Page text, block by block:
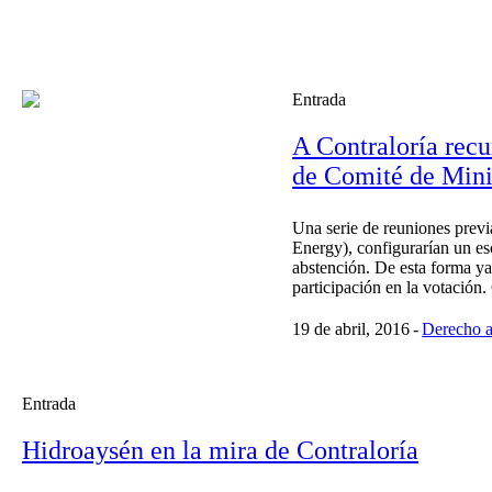
Entrada
A Contraloría
de Comité de
Una serie de reuniones
Energy), configurarían un
abstención. De esta forma
participación en la votación.
19 de abril, 2016 Derecho
Entrada
Hidroaysén en la mira de Contraloría